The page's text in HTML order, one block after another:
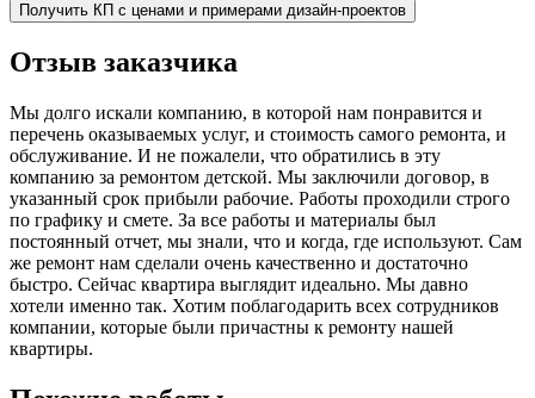
Получить КП с ценами и примерами дизайн-проектов
Отзыв заказчика
Мы долго искали компанию, в которой нам понравится и
перечень оказываемых услуг, и стоимость самого ремонта, и
обслуживание. И не пожалели, что обратились в эту
компанию за ремонтом детской. Мы заключили договор, в
указанный срок прибыли рабочие. Работы проходили строго
по графику и смете. За все работы и материалы был
постоянный отчет, мы знали, что и когда, где используют. Сам
же ремонт нам сделали очень качественно и достаточно
быстро. Сейчас квартира выглядит идеально. Мы давно
хотели именно так. Хотим поблагодарить всех сотрудников
компании, которые были причастны к ремонту нашей
квартиры.